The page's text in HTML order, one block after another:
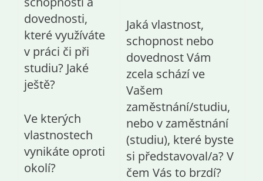
dovednosti,
které využíváte
v práci či při
studiu? Jaké
ještě?
Ve kterých
vlastnostech
vynikáte oproti
okolí?
Jaká vlastnost,
schopnost nebo
dovednost Vám
zcela schází ve
Vašem
zaměstnání/studiu,
nebo v zaměstnání
(studiu), které byste
si představoval/a? V
čem Vás to brzdí?